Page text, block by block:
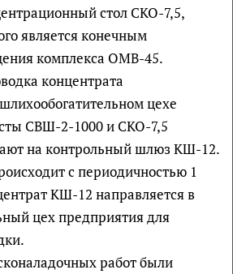
стол СКО-7,5,
является конечным
комплекса ОМВ-45.
концентрата
цехе
СВШ-2-1000 и СКО-7,5
на контрольный шлюз КШ-12.
с периодичностью 1
КШ-12 направляется в
цех предприятия для
работ были